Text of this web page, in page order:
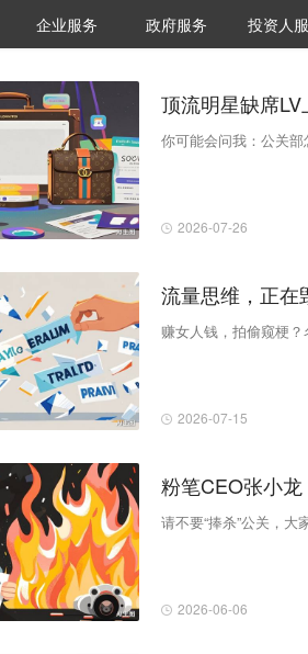
36Kr研究院
企业服务 城市之窗
政府服务 VClub投资
投资机构职
投资人
顶流明星缺席LV
你可能会问我：公关
2026-07-26
流量思维，正在
赚女人钱，拍偷窥梗？
2026-07-15
粉笔CEO张小
请不要“捧杀”公关，大
2026-06-06